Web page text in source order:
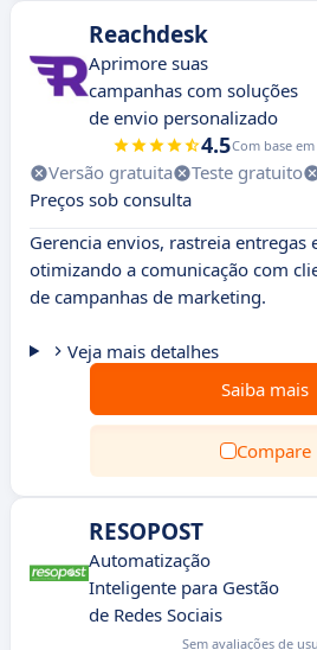
Reachdesk
Aprimore suas
campanhas com soluções
de envio personalizado
4.5Com base em
Versão gratuita Teste gratuito
Preços sob consulta
Gerencia envios, rastreia entregas
otimizando a comunicação com
de campanhas de marketing.
Veja mais detalhes
Saiba mais
Compare
RESOPOST
Automatização
Inteligente para Gestão
de Redes Sociais
Sem avaliações de